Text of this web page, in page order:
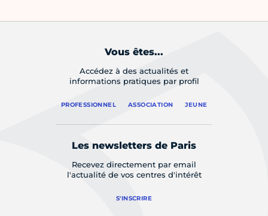
Vous êtes...
Accédez à des actualités et
informations pratiques par profil
PROFESSIONNEL ASSOCIATION JEUNE
Les newsletters de Paris
Recevez directement par email
l'actualité de vos centres d'intérêt
S'INSCRIRE